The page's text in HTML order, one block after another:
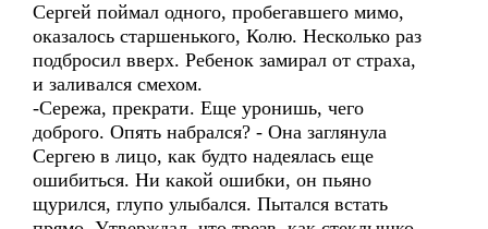
Сергей поймал одного, пробегавшего мимо,
оказалось старшенького, Колю. Несколько раз
подбросил вверх. Ребенок замирал от страха,
и заливался смехом.
-Сережа, прекрати. Еще уронишь, чего
доброго. Опять набрался? - Она заглянула
Сергею в лицо, как будто надеялась еще
ошибиться. Ни какой ошибки, он пьяно
щурился, глупо улыбался. Пытался встать